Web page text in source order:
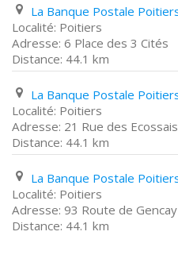
Poitiers
6 Place des 3 Cités
44.1 km
Poitiers
21 Rue des Ecossais
44.1 km
Poitiers
93 Route de Gencay
44.1 km